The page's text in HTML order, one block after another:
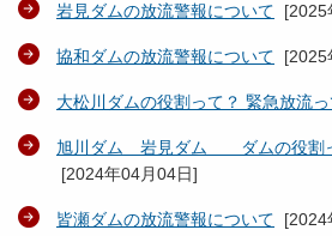
岩見ダムの放流警報について [2025
協和ダムの放流警報について [2025
大松川ダムの役割って？ 緊急放流っ
旭川ダム 岩見ダム ダムの役割
[2024年04月04日]
皆瀬ダムの放流警報について [2024